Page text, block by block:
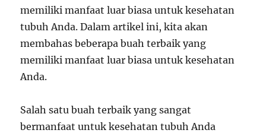
memiliki manfaat luar biasa untuk kesehatan
tubuh Anda. Dalam artikel ini, kita akan
membahas beberapa buah terbaik yang
memiliki manfaat luar biasa untuk kesehatan
Anda.
Salah satu buah terbaik yang sangat
bermanfaat untuk kesehatan tubuh Anda